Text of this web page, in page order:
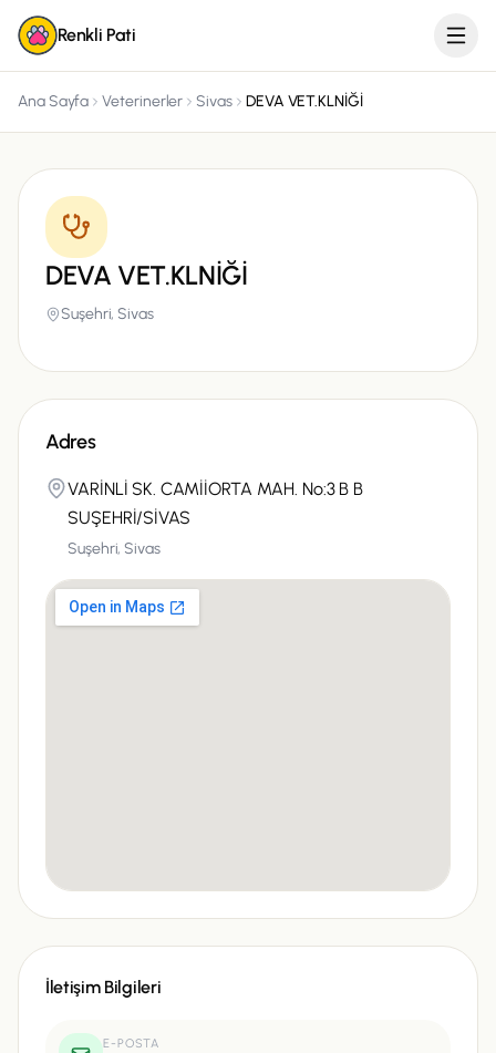
Renkli Pati
Ana Sayfa Veterinerler Sivas DEVA VET.KLNİĞİ
DEVA VET.KLNİĞİ
Suşehri,Sivas
Adres
VARİNLİ SK. CAMİİORTA MAH. No:3 B B
SUŞEHRİ/SİVAS
Suşehri,Sivas
İletişim Bilgileri
E-POSTA